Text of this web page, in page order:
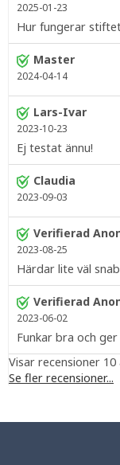
2025-01-23
Hur fungerar
Master
2024-04-14
Lars-Ivar
2023-10-23
Ej testat ännu!
Claudia
2023-09-03
Verifierad
2023-08-25
Härdar lite väl
Verifierad
2023-06-02
Funkar bra och
Visar recensioner 10
Se fler recensioner...